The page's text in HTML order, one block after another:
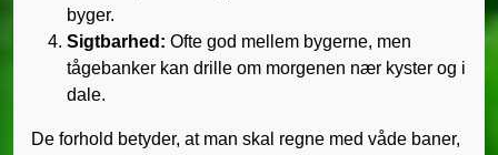
byger.
Sigtbarhed: Ofte god mellem bygerne, men
tågebanker kan drille om morgenen nær kyster og i
dale.
De forhold betyder, at man skal regne med våde baner,